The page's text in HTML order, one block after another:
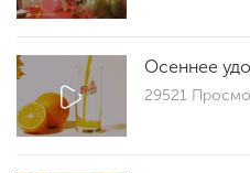
Осеннее
29521